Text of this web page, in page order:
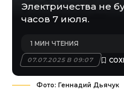
Электричества не
часов 7 июля.
07.07.2025 В 09:07
1 МИН ЧТЕНИЯ
Фото: Геннадий Дьячук